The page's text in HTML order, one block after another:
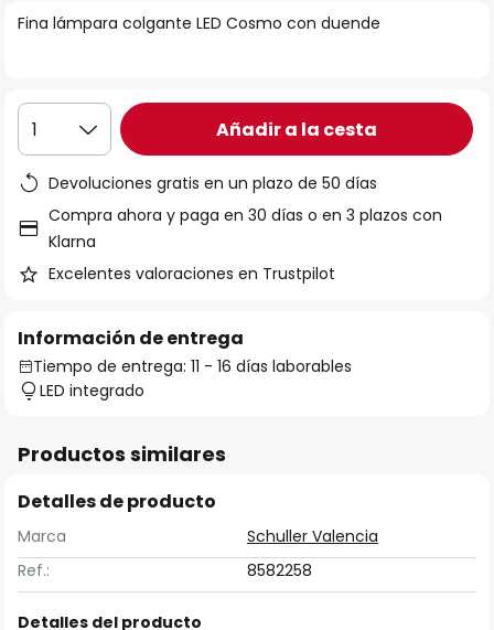
la
imágenes
Fina lámpara colgante LED Cosmo con duende
1 Añadir a la cesta
Devoluciones gratis en un plazo de 50 días
Compra ahora y paga en 30 días o en 3 plazos con
Klarna
Excelentes valoraciones en Trustpilot
Información de entrega
Tiempo de entrega: 11 - 16 días laborables
LED integrado
Productos similares
Detalles de producto
Marca
Schuller Valencia
Ref.:
8582258
Detalles del producto